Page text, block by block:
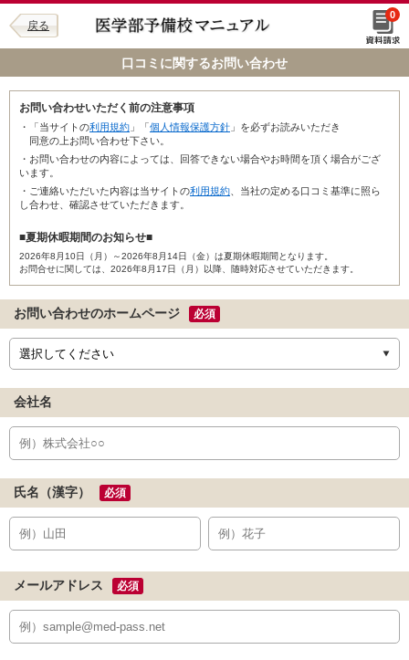
戻る
0
口コミに関するお問い合わせ
お問い合わせいただく前の注意事項
・「当サイトの利用規約 」「個人情報保護方針 」を必ずお読みいただき
同意の上お問い合わせ下さい。
・お問い合わせの内容によっては、回答できない場合やお時間を頂く場合がござ
います。
・ご連絡いただいた内容は当サイトの利用規約 、当社の定める口コミ基準に照ら
し合わせ、確認させていただきます。
■夏期休暇期間のお知らせ■
2026年8月10日（月）～2026年8月14日（金）は夏期休暇期間となります。
お問合せに関しては、2026年8月17日（月）以降、随時対応させていただきます。
お問い合わせのホームページ 必須
会社名
氏名（漢字） 必須
メールアドレス 必須